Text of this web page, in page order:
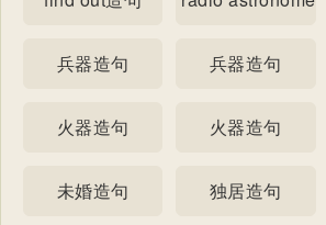
兵器造句 兵器造句
火器造句 火器造句
未婚造句 独居造句